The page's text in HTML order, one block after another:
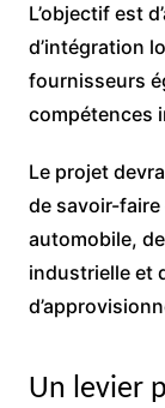
L’objectif est
d’intégration
fournisseurs
compétences
Le projet
de savoir-
automobile,
industrielle et
Un levier